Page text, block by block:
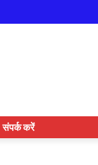
संपर्क करें